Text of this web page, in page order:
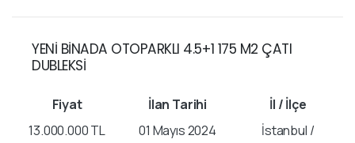
YENİ BİNADA OTOPARKLI 4.5+1 175 M2 ÇATI
DUBLEKSİ
13.000.000 TL 01 Mayıs 2024
İstanbul /